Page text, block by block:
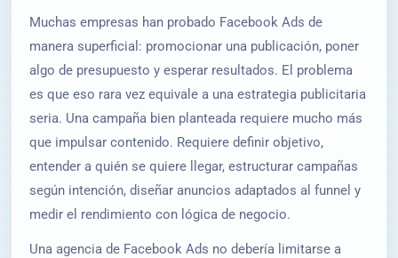
Muchas empresas han probado Facebook Ads de
manera superficial: promocionar una publicación, poner
algo de presupuesto y esperar resultados. El problema
es que eso rara vez equivale a una estrategia publicitaria
seria. Una campaña bien planteada requiere mucho más
que impulsar contenido. Requiere definir objetivo,
entender a quién se quiere llegar, estructurar campañas
según intención, diseñar anuncios adaptados al funnel y
medir el rendimiento con lógica de negocio.
Una agencia de Facebook Ads no debería limitarse a